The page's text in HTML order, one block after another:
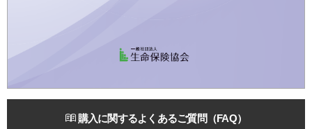
購入に関するよくあるご質問（FAQ）